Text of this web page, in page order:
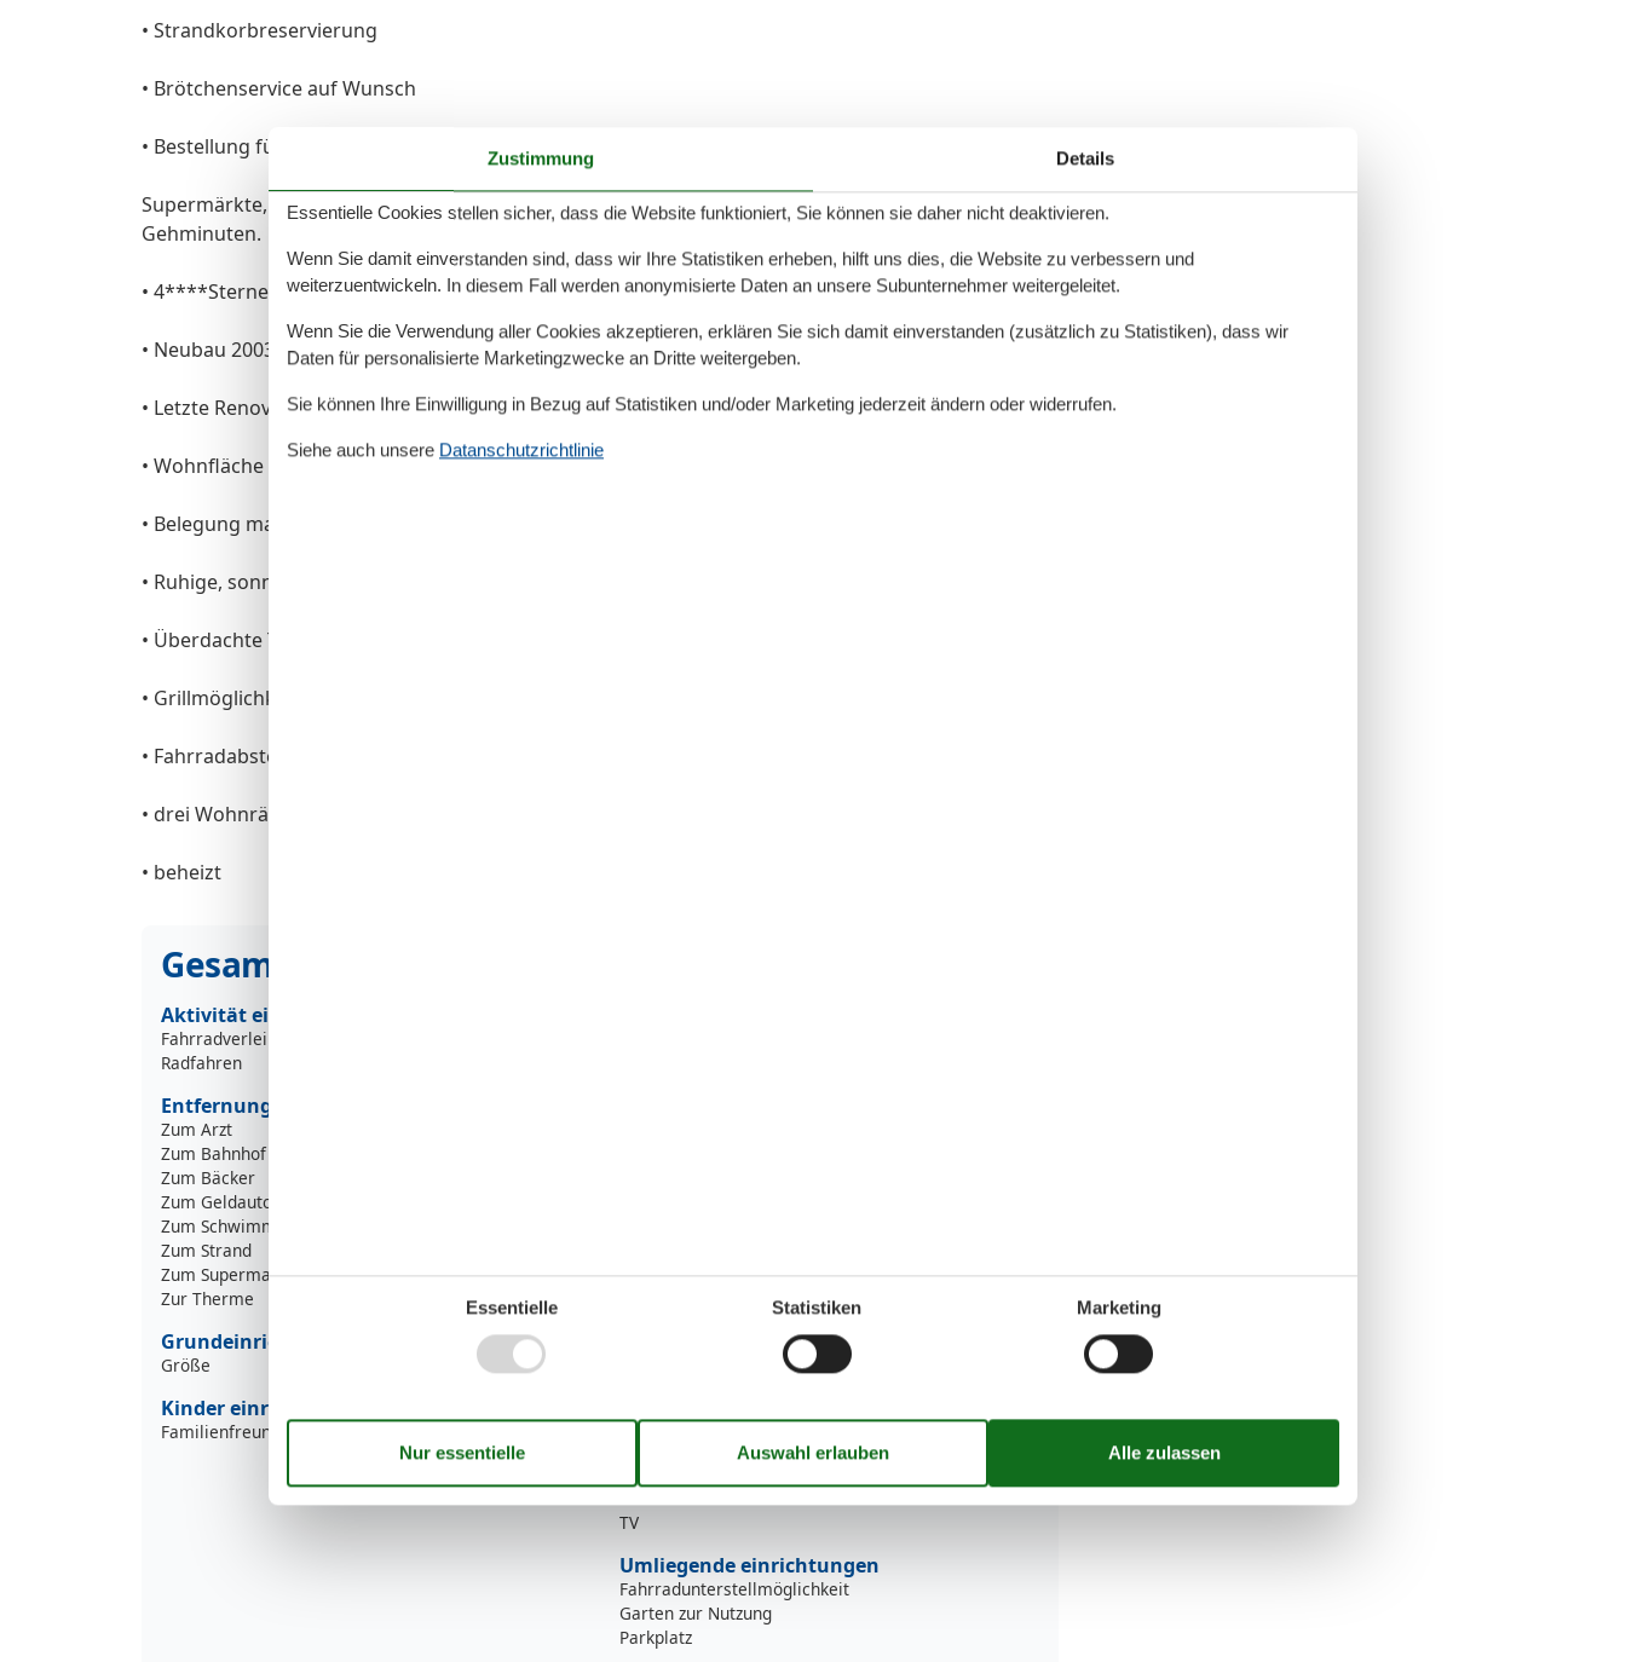
• Strandkorbreservierung
• Brötchenservice auf Wunsch
• Bestellung für Räucherfisch bei Abreise
Supermärkte, Kino, Restaurants, Theater, Schwimmbad und den Strand erreichen Sie in zehn
Gehminuten.
• 4****Sterne (DTV)
• Neubau 2003
• Letzte Renovierung: fortlaufend
• Wohnfläche 58 m²
• Belegung max. 3 Personen
• Ruhige, sonnige Lage
• Überdachte Terrasse, möbliert
• Grillmöglichkeit
• Fahrradabstellplatz, überdacht
• drei Wohnräume, Küche, Bad
• beheizt
Gesamte Ausstattung
Aktivität einrichtungen
Fahrradverleih
Radfahren
Entfernungen
Zum Arzt
Zum Bahnhof
Zum Bäcker
Zum Geldautomaten/Bank
Zum Schwimm-/Spaßbad
Zum Strand
Zum Supermarkt
150 m
Zur Therme
950 m
Grundeinrichtungen
Größe 58 m²
Kinder einrichtungen
Familienfreundlich
Kühlschrank
Mehrere Schlafzimmer
Separate Küche
TV
Umliegende einrichtungen
Fahrradunterstellmöglichkeit
Garten zur Nutzung
Parkplatz
Zustimmung Details
Essentielle Cookies stellen sicher, dass die Website funktioniert, Sie können sie daher nicht deaktivieren.
Wenn Sie damit einverstanden sind, dass wir Ihre Statistiken erheben, hilft uns dies, die Website zu verbessern und
weiterzuentwickeln. In diesem Fall werden anonymisierte Daten an unsere Subunternehmer weitergeleitet.
Wenn Sie die Verwendung aller Cookies akzeptieren, erklären Sie sich damit einverstanden (zusätzlich zu Statistiken), dass wir
Daten für personalisierte Marketingzwecke an Dritte weitergeben.
Sie können Ihre Einwilligung in Bezug auf Statistiken und/oder Marketing jederzeit ändern oder widerrufen.
Siehe auch unsere Datanschutzrichtlinie
Essentielle Statistiken Marketing